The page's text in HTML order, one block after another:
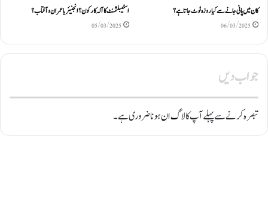
کان میں پانی جانے سے کیا روزہ ٹوٹ جاتا ہے؟
06/03/2025
اسٹیبلشمنٹ کا آلہ کار کون ؟ انجنیئر یا عمران و آفتاب ؟
05/03/2025
جواب دیں
تبصرہ کرنے سے پہلے آپ کالاگ انہونا ضروری ہے۔